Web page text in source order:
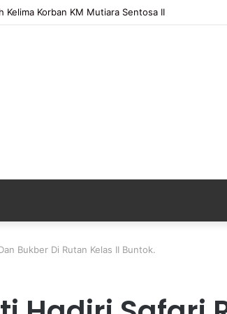
di KSP, Uang Angsuran Nasabah Raib
Bukber Di Rutan Kelas II Buntok.